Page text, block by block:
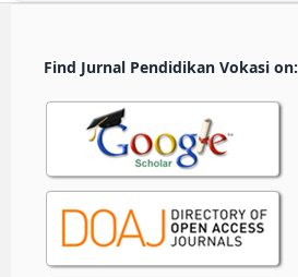
Find Jurnal Pendidikan Vokasi on: